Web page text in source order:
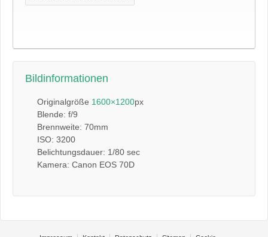
Bildinformationen
Originalgröße 1600×1200px
Blende: f/9
Brennweite: 70mm
ISO: 3200
Belichtungsdauer: 1/80 sec
Kamera: Canon EOS 70D